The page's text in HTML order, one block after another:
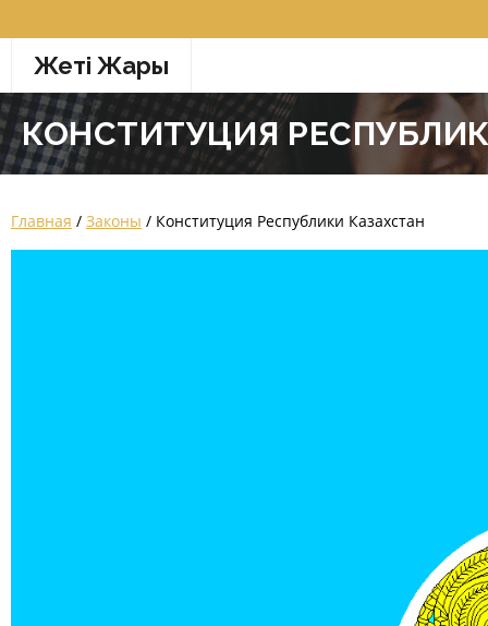
к
содержимому
Жетi Жарғы
КОНСТИТУЦИЯ
Главная / Законы / Конституция Республики Казахстан